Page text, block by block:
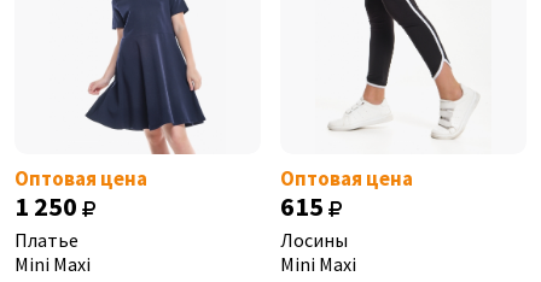
Оптовая цена
1 250
Платье
Mini Maxi
Оптовая цена
615
Лосины
Mini Maxi